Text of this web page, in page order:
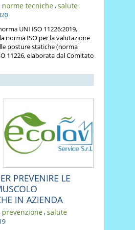
norme tecniche,salute
UNI ISO 11226:2019,
norma ISO per la valutazione
posture statiche (norma
11226, elaborata dal Comitato
PREVENIRE LE
IN AZIENDA
prevenzione,salute